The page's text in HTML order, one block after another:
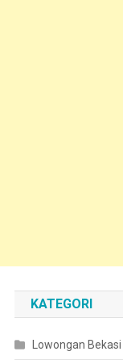
KATEGORI
Lowongan Bekasi